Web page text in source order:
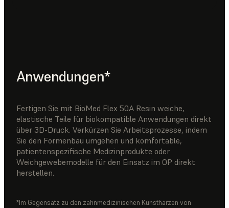
Anwendungen*
Fertigen Sie mit BioMed Flex 50A Resin weiche,
elastische Teile für biokompatible Anwendungen direkt
über 3D-Druck. Verkürzen Sie Arbeitsprozesse, indem
Sie den Formenbau umgehen und komfortable,
patientenspezifische Medizinprodukte oder
Weichgewebemodelle für den Einsatz im OP direkt
herstellen.
*Im Gegensatz zu den zahnmedizinischen Kunstharzen von